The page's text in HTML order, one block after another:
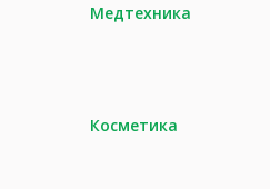
Медтехника
Косметика